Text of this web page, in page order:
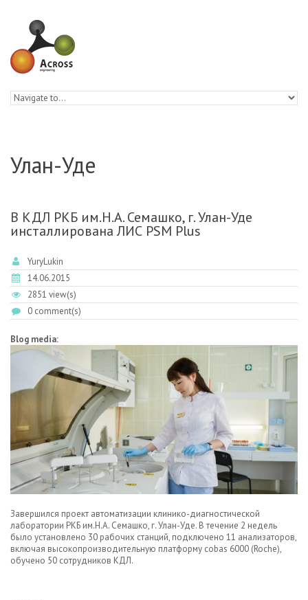
Улан-Уде
В КДЛ РКБ им.Н.А. Семашко, г. Улан-Уде
инсталлирована ЛИС PSM Plus
YuryLukin
14.06.2015
2851 view(s)
0 comment(s)
Blog media:
Завершился проект автоматизации клинико-диагностической
лаборатории РКБ им.Н.А. Семашко, г. Улан-Уде. В течение 2 недель
было установлено 30 рабочих станций, подключено 11 анализаторов,
включая высокопроизводительную платформу cobas 6000 (Roche),
обучено 50 сотрудников КДЛ.